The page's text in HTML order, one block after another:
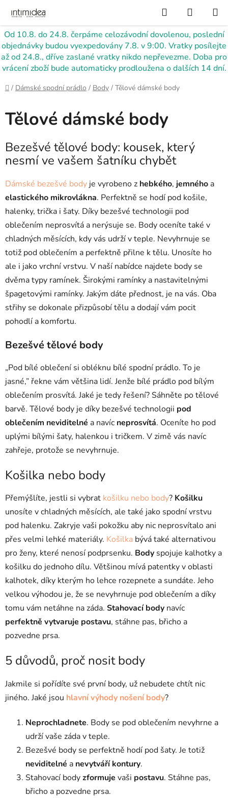
obsah
Od 10.8. do 24.8. čerpáme celozávodní dovolenou, poslední
objednávky budou vyexpedovány 7.8. v 9:00. Vratky posílejte
až od 24.8., dříve zaslané vratky nikdo nepřevezme. Doba pro
vrácení zboží bude automaticky prodloužena o dalších 14 dní.
Hledat
KOŠÍK
Domů
/ Dámské spodní prádlo / Body / Tělové dámské body
Tělové dámské body
Bezešvé tělové body: kousek, který
nesmí ve vašem šatníku chybět
Dámské bezešvé body je vyrobeno z hebkého, jemného a
elastického mikrovlákna. Perfektně se hodí pod košile,
halenky, trička i šaty. Díky bezešvé technologii pod
oblečením neprosvítá a nerýsuje se. Body oceníte také v
chladných měsících, kdy vás udrží v teple. Nevyhrnuje se
totiž pod oblečením a perfektně přilne k tělu. Unosíte ho
ale i jako vrchní vrstvu. V naší nabídce najdete body se
dvěma typy ramínek. Širokými ramínky a nastavitelnými
špagetovými ramínky. Jakým dáte přednost, je na vás. Oba
střihy se dokonale přizpůsobí tělu a dodají vám pocit
pohodlí a komfortu.
Bezešvé tělové body
„Pod bílé oblečení si obléknu bílé spodní prádlo. To je
jasné,” řekne vám většina lidí. Jenže bílé prádlo pod bílým
oblečením prosvítá. Jaké je tedy řešení? Sáhněte po tělové
barvě. Tělové body je díky bezešvé technologii pod
oblečením neviditelné a navíc neprosvítá. Oceníte ho pod
uplými bílými šaty, halenkou i tričkem. V zimě vás navíc
zahřeje, protože se nevyhrnuje.
Košilka nebo body
Přemýšlíte, jestli si vybrat košilku nebo body? Košilku
unosíte v chladných měsících, ale také jako spodní vrstvu
pod halenku. Zakryje vaši pokožku aby nic neprosvítalo ani
přes velmi lehké materiály. Košilka bývá také alternativou
pro ženy, které nenosí podprsenku. Body spojuje kalhotky a
košilku do jednoho dílu. Většinou mívá patentky v oblasti
kalhotek, díky kterým ho lehce rozepnete a sundáte. Jeho
velkou výhodou je, že se nevyhrnuje pod oblečením a díky
tomu vám netáhne na záda. Stahovací body navíc
perfektně vytvaruje postavu, stáhne pas, břicho a
pozvedne prsa.
5 důvodů, proč nosit body
Jakmile si pořídíte své první body, už nebudete chtít nic
jiného. Jaké jsou hlavní výhody nošení body?
Neprochladnete. Body se pod oblečením nevyhrne a
udrží vaše záda v teple.
Bezešvé body se perfektně hodí pod šaty. Je totiž
neviditelné a nevytváří kontury.
Stahovací bodyzformuje vaši postavu. Stáhne pas,
břicho a pozvedne prsa.